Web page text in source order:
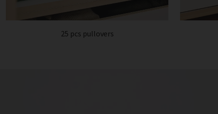
25 pcs pullovers